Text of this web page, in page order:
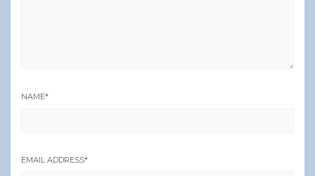
NAME*
EMAIL ADDRESS*